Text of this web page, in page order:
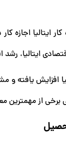
ایتالیا،
افزایش
از مهمترین